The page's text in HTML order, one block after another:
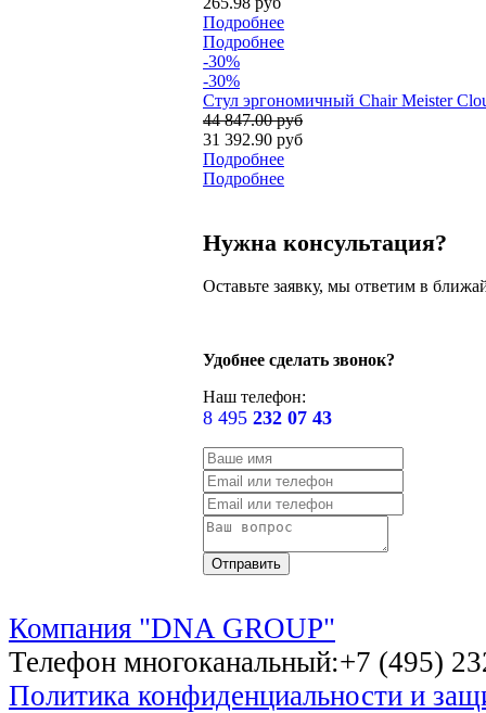
Подробнее
Подробнее
-30%
-30%
Стул эргономичный Chair Meister
44 847.00 руб
31 392.90 руб
Подробнее
Подробнее
Нужна консультация?
Оставьте заявку, мы ответим в
Удобнее сделать звонок?
Наш телефон:
8 495 232 07 43
Компания "DNA GROUP"
Телефон многоканальный:+7 (495)
Политика конфиденциальности и